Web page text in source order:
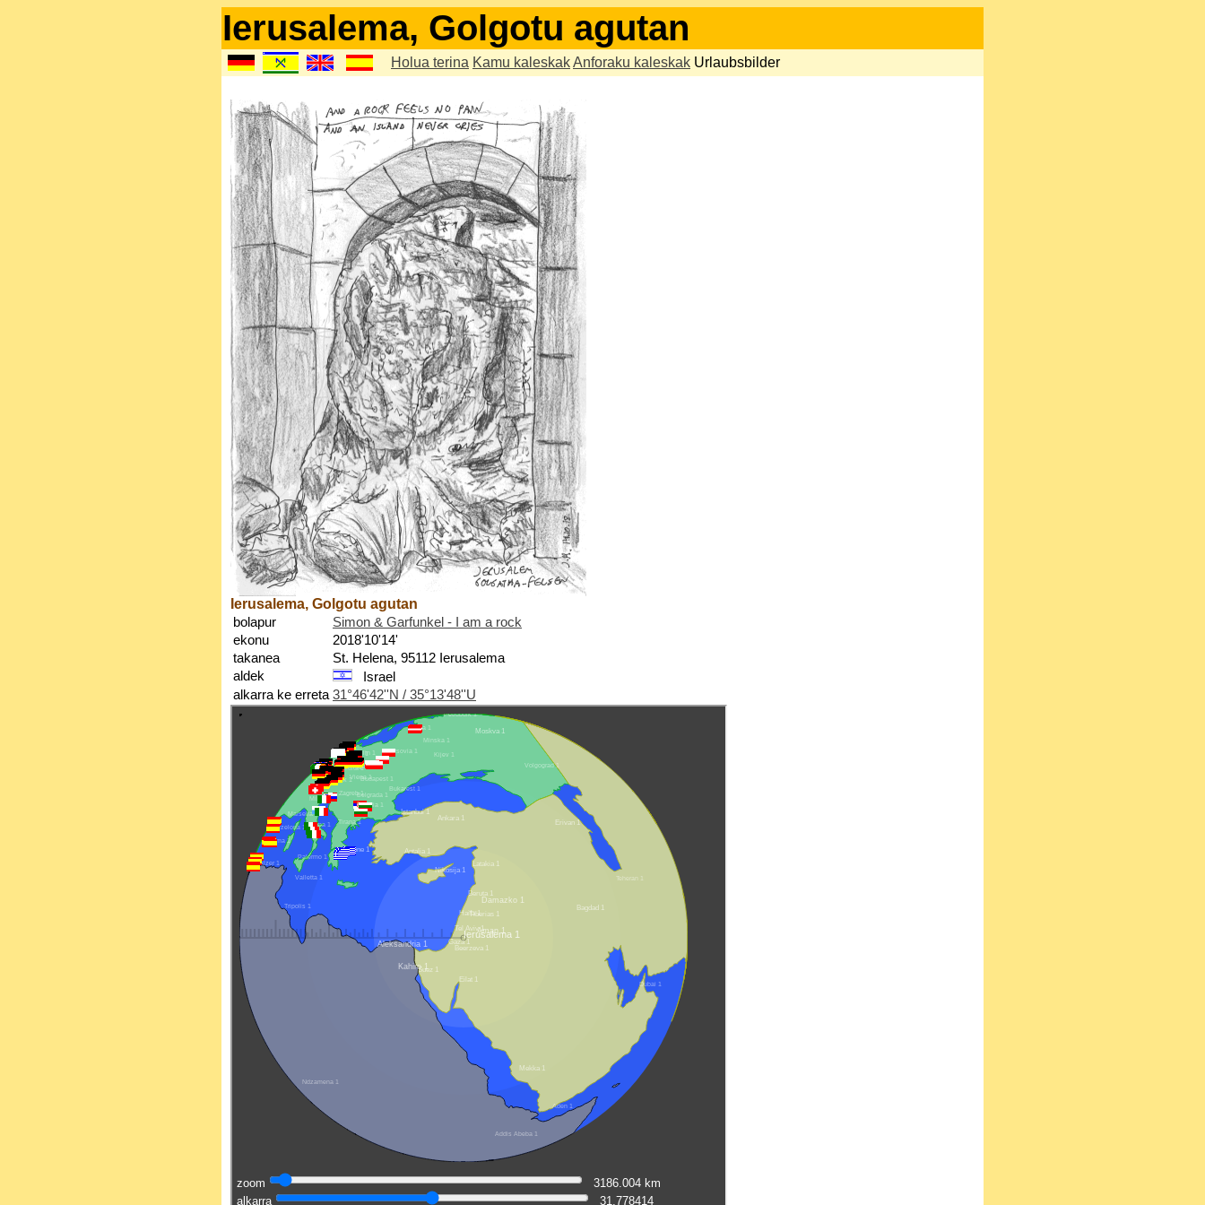
Ierusalema, Golgotu agutan
Holua terina Kamu kaleskakAnforaku kaleskak Urlaubsbilder
Ierusalema, Golgotu agutan
bolapur
Simon & Garfunkel - I am a rock
ekonu
2018'10'14'
takanea
St. Helena, 95112 Ierusalema
aldek
Israel
alkarra ke erreta 31°46'42''N / 35°13'48''U